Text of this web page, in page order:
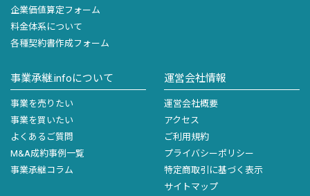
企業価値算定フォーム
料金体系について
各種契約書作成フォーム
事業承継.infoについて
事業を売りたい
事業を買いたい
よくあるご質問
M&A成約事例一覧
事業承継コラム
運営会社情報
運営会社概要
アクセス
ご利用規約
プライバシーポリシー
特定商取引に基づく表示
サイトマップ